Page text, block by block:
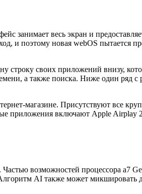
занимает весь экран и
и поэтому новая webOS пытается
строку своих приложений внизу,
а также поиска. Ниже один ряд с
магазине. Присутствуют все
приложения включают Apple Airplay
возможностей процессора a7
AI также может микшировать